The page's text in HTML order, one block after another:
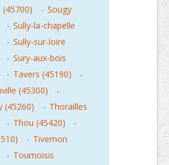
- Sougy
- Sully-la-chapelle
- Sully-sur-loire
- Sury-aux-bois
- Tavers (45190)
-
(45300)
-
(45260)
- Thorailles
- Thou (45420)
-
- Tivernon
- Tournoisis